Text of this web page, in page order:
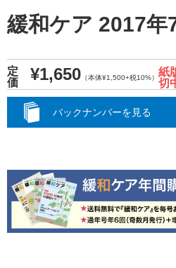
緩和ケア 2017年
定
価
¥1,650 （本体¥1,500+税10%）紙
切
バックナンバーを見る